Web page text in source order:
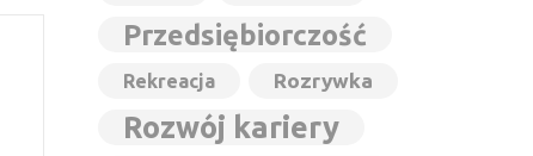
Przedsiębiorczość
Rekreacja Rozrywka
Rozwój kariery